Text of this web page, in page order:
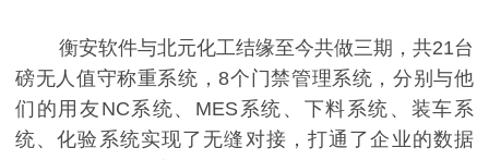
衡安软件与北元化工结缘至今共做三期，共21台
磅无人值守称重系统，8个门禁管理系统，分别与他
们的用友NC系统、MES系统、下料系统、装车系
统、化验系统实现了无缝对接，打通了企业的数据